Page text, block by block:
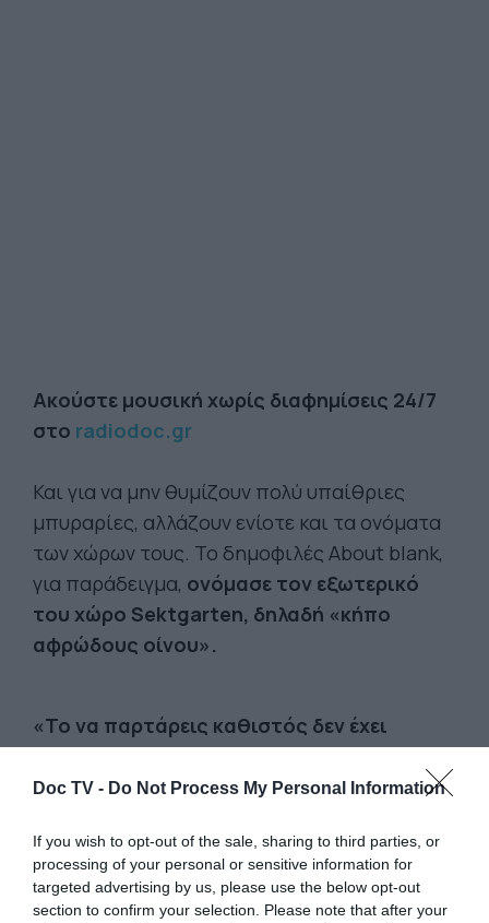
Doc TV - Do Not Process My Personal Information
If you wish to opt-out of the sale, sharing to third parties, or
processing of your personal or sensitive information for
targeted advertising by us, please use the below opt-out
section to confirm your selection. Please note that after your
Ακούστε μουσική χωρίς διαφημίσεις 24/7
στο radiodoc.gr
Και για να μην θυμίζουν πολύ υπαίθριες
μπυραρίες, αλλάζουν ενίοτε και τα ονόματα
των χώρων τους. Το δημοφιλές About blank,
για παράδειγμα, ονόμασε τον εξωτερικό
του χώρο Sektgarten, δηλαδή «κήπο
αφρώδους οίνου».
«Το να παρτάρεις καθιστός δεν έχει
πλάκα»λέει ο Ντένις που τονίζει ότι τα
πάρτι ήταν ανέκαθεν το αγαπημένο του
άρεσαν. Ήταν καιρός να αλλάξει κάτι και η
πανδημία το επέσπευσε. «Η μουσική, ο
κόσμος, όλα ήταν πολύ εμπορικά και καθόλου